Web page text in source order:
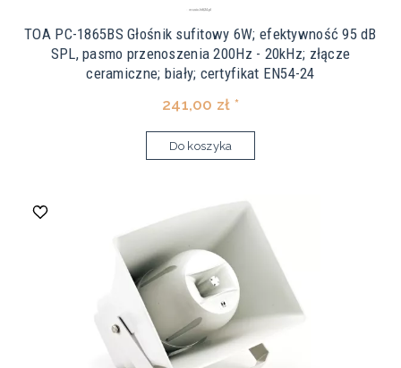
TOA PC-1865BS Głośnik sufitowy 6W; efektywność 95 dB
SPL, pasmo przenoszenia 200Hz - 20kHz; złącze
ceramiczne; biały; certyfikat EN54-24
241,00 zł *
Do koszyka